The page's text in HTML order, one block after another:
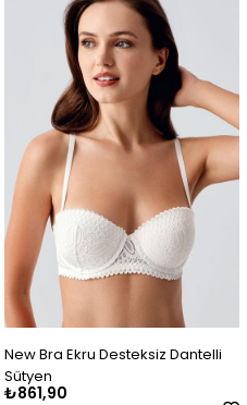
New Bra Ekru Desteksiz Dantelli
Sütyen
₺861,90